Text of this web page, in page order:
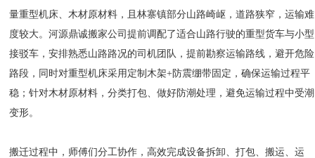
量重型机床、木材原材料，且林寨镇部分山路崎岖，道路狭窄，运输难
度较大。河源鼎诚搬家公司提前调配了适合山路行驶的重型货车与小型
接驳车，安排熟悉山路路况的司机团队，提前勘察运输路线，避开危险
路段，同时对重型机床采用定制木架+防震绷带固定，确保运输过程平
稳；针对木材原材料，分类打包、做好防潮处理，避免运输过程中受潮
变形。
搬迁过程中，师傅们分工协作，高效完成设备拆卸、打包、搬运、运